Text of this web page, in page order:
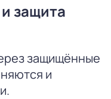
защита
защищённые
и